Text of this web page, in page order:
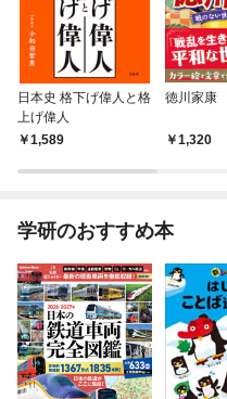
日本史 格下げ偉人と格
上げ偉人
1,589
徳川家康
1,320
学研のおすすめ本